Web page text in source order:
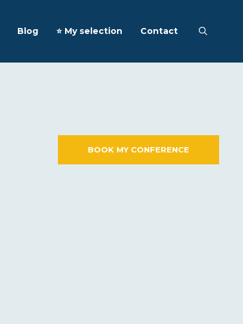
Blog ⭐️ My selection Contact
BOOK MY CONFERENCE